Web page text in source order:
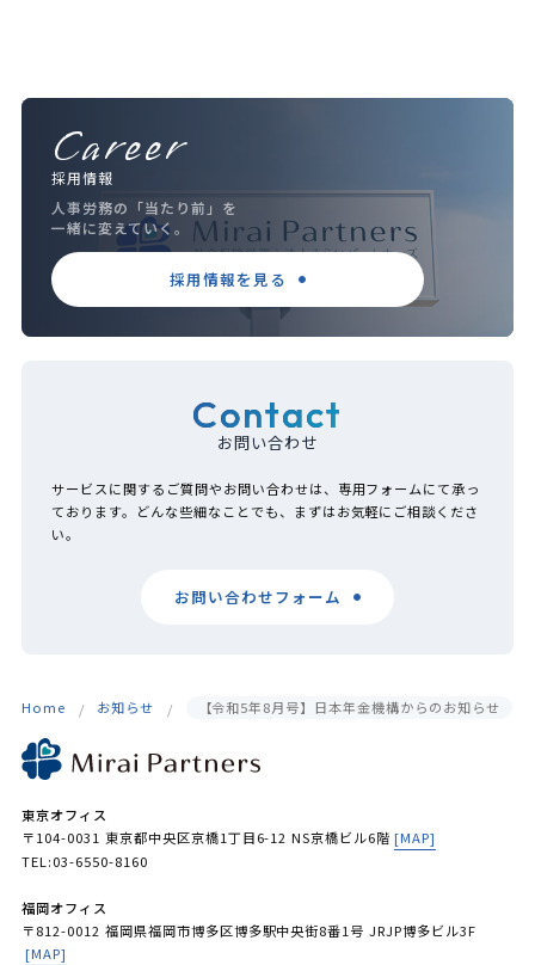
Career
採用情報
人事労務の「当たり前」を
一緒に変えていく。
採用情報を見る
Contact
お問い合わせ
サービスに関するご質問やお問い合わせは、専用フォームにて承っ
ております。どんな些細なことでも、まずはお気軽にご相談くださ
い。
お問い合わせフォーム
Home お知らせ 【令和5年8月号】日本年金機構からのお知らせ
東京オフィス
〒104-0031 東京都中央区京橋1丁目6-12 NS京橋ビル6階 [MAP]
TEL:03-6550-8160
福岡オフィス
〒812-0012 福岡県福岡市博多区博多駅中央街8番1号 JRJP博多ビル3F
[MAP]